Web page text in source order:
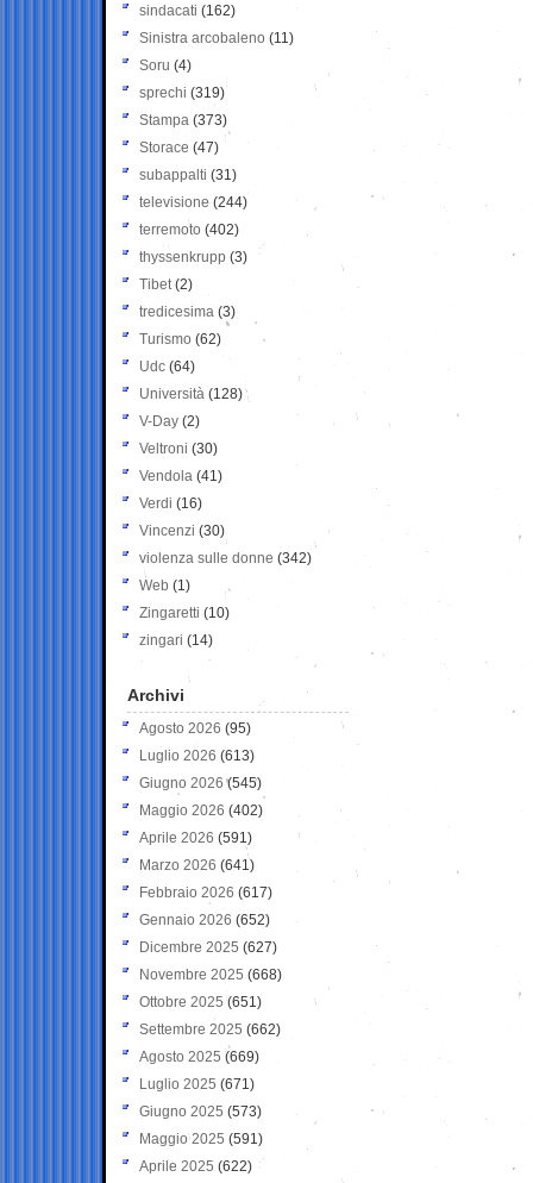
sindacati (162)
Sinistra arcobaleno (11)
Soru (4)
sprechi (319)
Stampa (373)
Storace (47)
subappalti (31)
televisione(244)
terremoto (402)
thyssenkrupp (3)
Tibet(2)
tredicesima (3)
Turismo (62)
Udc (64)
Università (128)
V-Day (2)
Veltroni (30)
Vendola (41)
Verdi (16)
Vincenzi (30)
violenza sulle donne (342)
Web (1)
Zingaretti (10)
zingari (14)
Archivi
Agosto 2026 (95)
Luglio 2026 (613)
Giugno 2026 (545)
Maggio 2026 (402)
Aprile 2026 (591)
Marzo 2026 (641)
Febbraio 2026 (617)
Gennaio 2026 (652)
Dicembre 2025 (627)
Novembre 2025 (668)
Ottobre 2025 (651)
Settembre 2025 (662)
Agosto 2025 (669)
Luglio 2025 (671)
Giugno 2025 (573)
Maggio 2025 (591)
Aprile 2025 (622)